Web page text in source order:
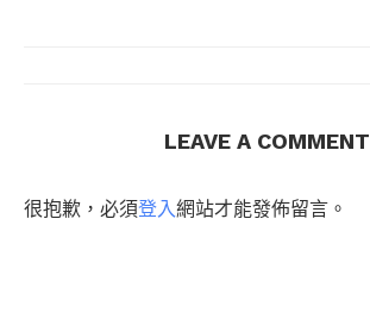
LEAVE A COMMENT
很抱歉，必須登入網站才能發佈留言。